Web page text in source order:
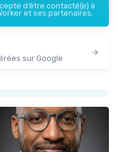
d’être contacté(e) à
et ses partenaires.
sur Google